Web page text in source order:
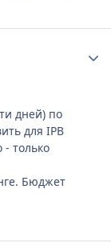
дней) по
для IPB
только
Бюджет